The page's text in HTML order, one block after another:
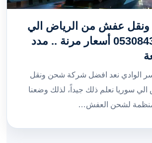
عفش من الرياض الي
سوريا -0530843761 أسعار مرنة .. مدد
الوادي نعد افضل شركة شحن ونقل
سوريا نعلم ذلك جيداً، لذلك وضعنا
لشحن العفش…